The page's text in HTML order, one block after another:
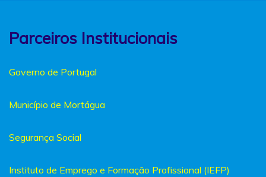
Parceiros Institucionais
Governo de Portugal
Município de Mortágua
Segurança Social
Instituto de Emprego e Formação Profissional (IEFP)